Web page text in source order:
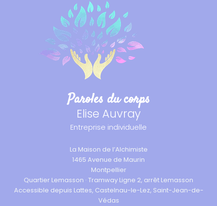
Paroles du corps
Elise Auvray
Entreprise individuelle
La Maison de l’Alchimiste
1465 Avenue de Maurin
Montpellier
Quartier Lemasson · Tramway Ligne 2, arrêt Lemasson
Accessible depuis Lattes, Castelnau-le-Lez, Saint-Jean-de-
Védas